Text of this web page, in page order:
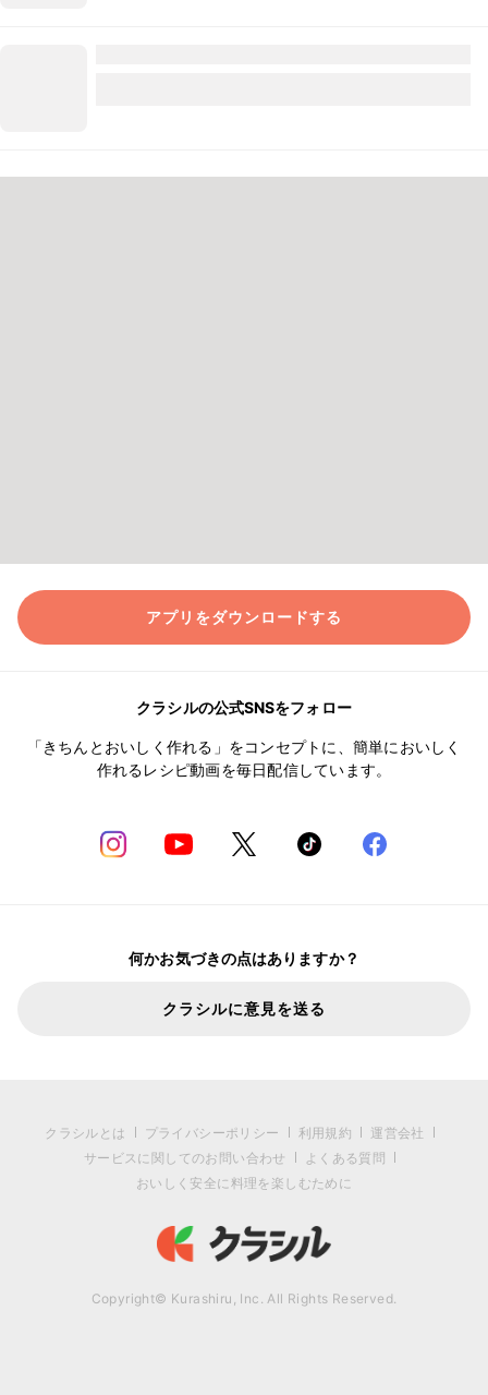
アプリをダウンロードする
クラシルの公式SNSをフォロー
「きちんとおいしく作れる」をコンセプトに、簡単においしく
作れるレシピ動画を毎日配信しています。
何かお気づきの点はありますか？
クラシルに意見を送る
クラシルとは プライバシーポリシー 利用規約
運営会社
サービスに関してのお問い合わせ
よくある質問
おいしく安全に料理を楽しむために
Copyright© Kurashiru, Inc. All Rights Reserved.